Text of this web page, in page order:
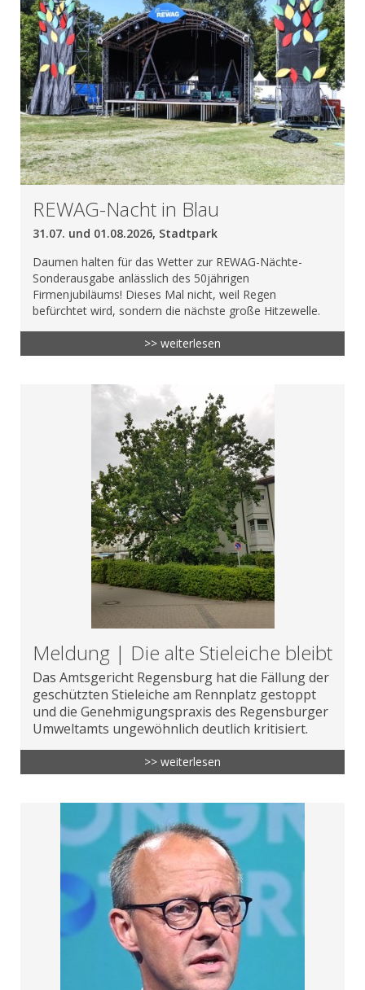
REWAG-Nacht in Blau
31.07. und 01.08.2026, Stadtpark
Daumen halten für das Wetter zur REWAG-Nächte-
Sonderausgabe anlässlich des 50jährigen
Firmenjubiläums! Dieses Mal nicht, weil Regen
befürchtet wird, sondern die nächste große Hitzewelle.
>> weiterlesen
Meldung | Die alte Stieleiche bleibt
Das Amtsgericht Regensburg hat die Fällung der
geschützten Stieleiche am Rennplatz gestoppt
und die Genehmigungspraxis des Regensburger
Umweltamts ungewöhnlich deutlich kritisiert.
>> weiterlesen